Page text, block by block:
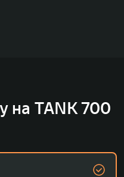
на TANK 700